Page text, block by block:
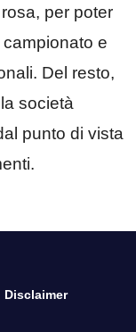
per poter
e
Del resto,
società
punto di vista
Disclaimer